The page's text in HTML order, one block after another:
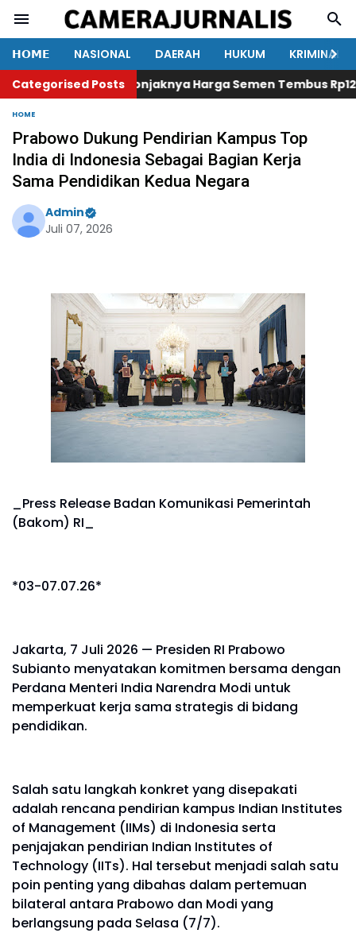
𝗛𝗢𝗠𝗘 NASIONAL DAERAH HUKUM
KRIMINAL
Categorised PostsMelonjaknya Harga Semen Tembus Rp120
HOME
Prabowo Dukung Pendirian Kampus Top
India di Indonesia Sebagai Bagian Kerja
Sama Pendidikan Kedua Negara
Admin
Juli 07, 2026
_Press Release Badan Komunikasi Pemerintah
(Bakom) RI_
*03-07.07.26*
Jakarta, 7 Juli 2026 — Presiden RI Prabowo
Subianto menyatakan komitmen bersama dengan
Perdana Menteri India Narendra Modi untuk
memperkuat kerja sama strategis di bidang
pendidikan.
Salah satu langkah konkret yang disepakati
adalah rencana pendirian kampus Indian Institutes
of Management (IIMs) di Indonesia serta
penjajakan pendirian Indian Institutes of
Technology (IITs). Hal tersebut menjadi salah satu
poin penting yang dibahas dalam pertemuan
bilateral antara Prabowo dan Modi yang
berlangsung pada Selasa (7/7).